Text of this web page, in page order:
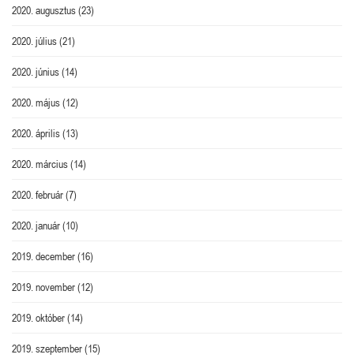
2020. augusztus(23)
2020. július(21)
2020. június(14)
2020. május(12)
2020. április(13)
2020. március(14)
2020. február(7)
2020. január(10)
2019. december(16)
2019. november(12)
2019. október(14)
2019. szeptember(15)